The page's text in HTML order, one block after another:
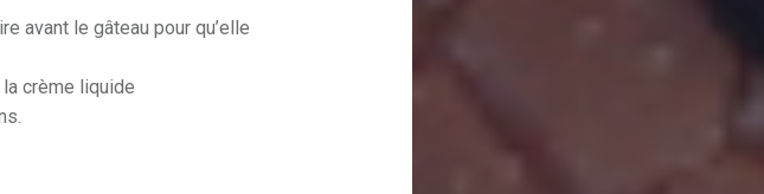
avant le gâteau pour qu’elle
crème liquide